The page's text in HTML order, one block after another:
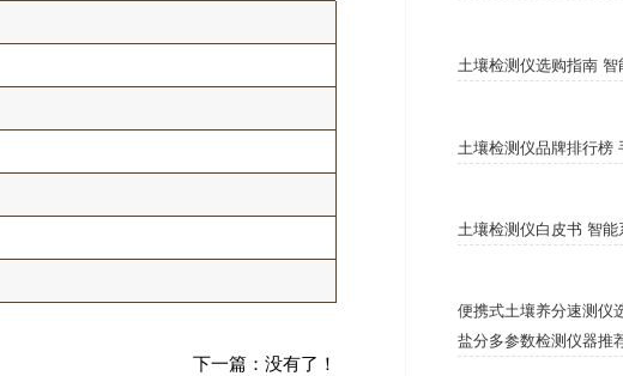
下一篇：没有了！
土壤检测仪选购指南
土壤检测仪品牌排行榜
土壤检测仪白皮书 智
便携式土壤养分速测仪
盐分多参数检测仪器推